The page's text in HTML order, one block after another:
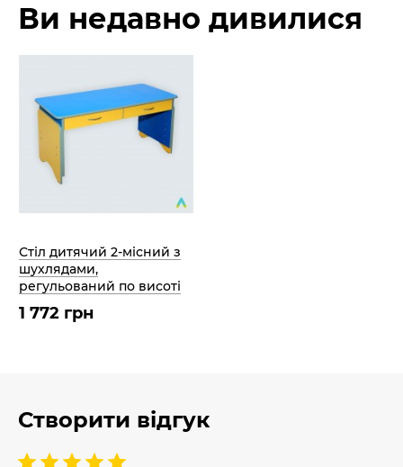
Ви недавно дивилися
Стіл дитячий 2-місний з
шухлядами,
регульований по висоті
1 772 грн
Створити відгук